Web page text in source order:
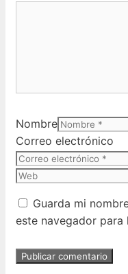
Nombre
Correo electrónico
Guarda mi
este navegador